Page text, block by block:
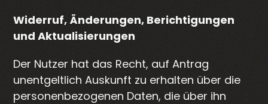
Widerruf, Änderungen, Berichtigungen
und Aktualisierungen
Der Nutzer hat das Recht, auf Antrag
unentgeltlich Auskunft zu erhalten über die
personenbezogenen Daten, die über ihn